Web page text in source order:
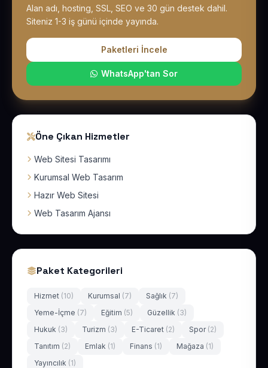
Alan adı, hosting, SSL, SEO ve 30 gün destek dahil.
Siteniz 1-3 iş günü içinde yayında.
Paketleri İncele
WhatsApp'tan Sor
Öne Çıkan Hizmetler
Web Sitesi Tasarımı
Kurumsal Web Tasarım
Hazır Web Sitesi
Web Tasarım Ajansı
Paket Kategorileri
Hizmet (10) Kurumsal (7) Sağlık (7)
Yeme-İçme (7) Eğitim (5) Güzellik (3)
Hukuk (3) Turizm (3) E-Ticaret (2) Spor (2)
Tanıtım (2) Emlak (1) Finans (1) Mağaza (1)
Yayıncılık (1)